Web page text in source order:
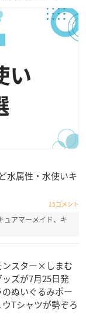
水属性・水使いキ
15コメント
ュアマーメイド、キ
ンスター×しまむ
ズが7月25日発
ぬいぐるみポー
Tシャツが勢ぞろ